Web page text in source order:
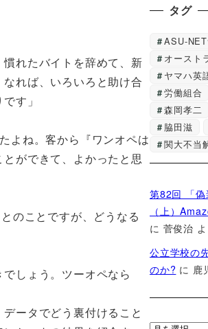
れたバイトを辞めて、新
れば、いろいろと助け合
す」
よね。客から『ワンオペは
ができて、よかったと思
のことですが、どうなる
しょう。ツーオペなら
ータでどう裏付けること
タグ
ASU-
オースト
ヤマハ英
労働組合
森岡孝二
脇田滋
関大不当
第82回 「偽
（上）
に 菅俊治
公立学校の
のか? に 鹿